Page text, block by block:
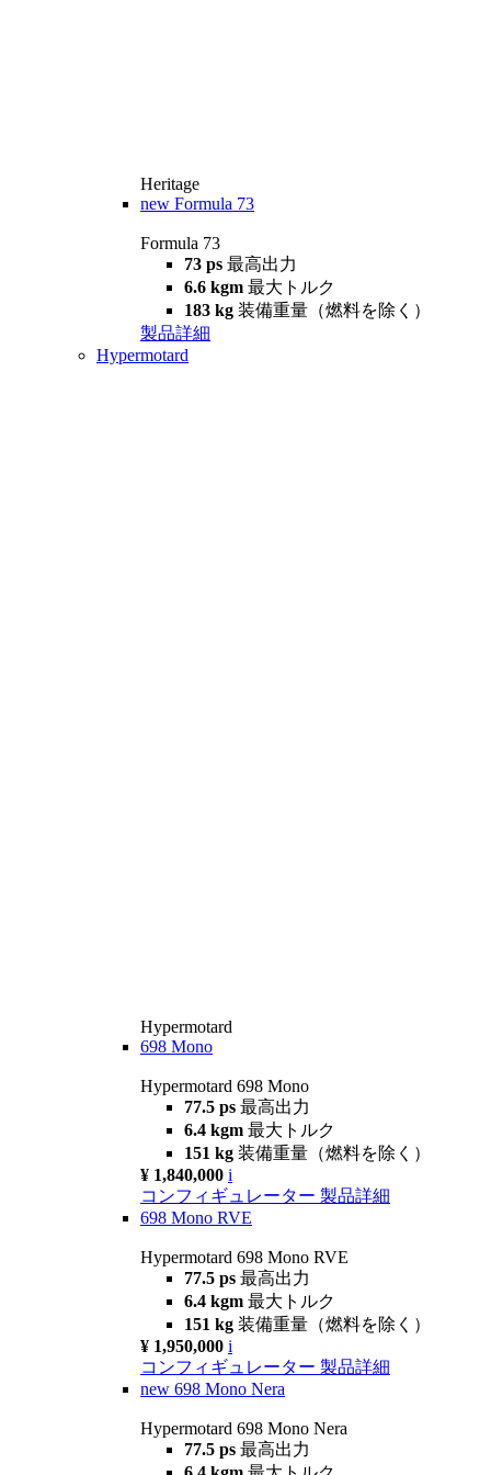
Heritage
new Formula 73
Formula 73
73 ps 最高出力
6.6 kgm 最大トルク
183 kg 装備重量（燃料を除く）
製品詳細
Hypermotard
Hypermotard
698 Mono
Hypermotard 698 Mono
77.5 ps 最高出力
6.4 kgm 最大トルク
151 kg 装備重量（燃料を除く）
¥ 1,840,000 i
コンフィギュレーター 製品詳細
698 Mono RVE
Hypermotard 698 Mono RVE
77.5 ps 最高出力
6.4 kgm 最大トルク
151 kg 装備重量（燃料を除く）
¥ 1,950,000 i
コンフィギュレーター 製品詳細
new 698 Mono Nera
Hypermotard 698 Mono Nera
77.5 ps 最高出力